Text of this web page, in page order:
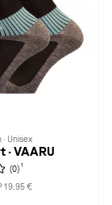
Unisex
· VAARU
(0) 1
19,95 €